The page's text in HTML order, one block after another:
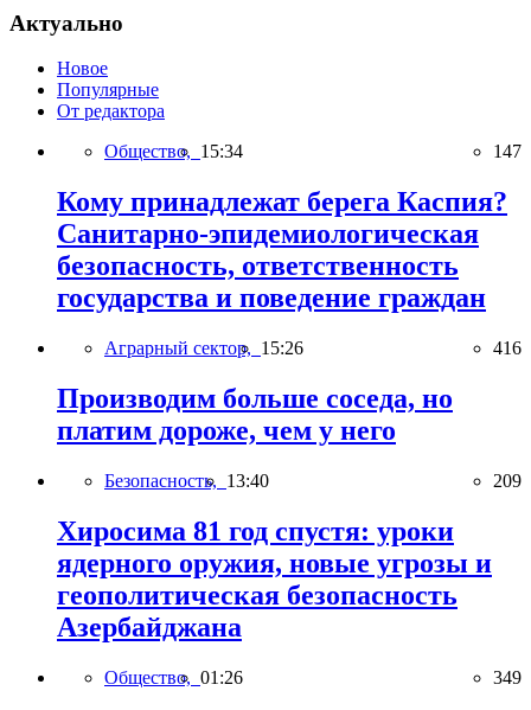
Актуально
Новое
Популярные
От редактора
Общество, 15:34 147
Кому принадлежат берега Каспия?
Санитарно-эпидемиологическая
безопасность, ответственность
государства и поведение граждан
Аграрный сектор, 15:26 416
Производим больше соседа, но
платим дороже, чем у него
Безопасность, 13:40 209
Хиросима 81 год спустя: уроки
ядерного оружия, новые угрозы и
геополитическая безопасность
Азербайджана
Общество, 01:26 349